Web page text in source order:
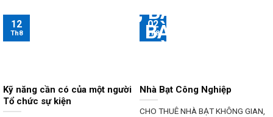
Kỹ năng cần có của một người
Tổ chức sự kiện
12
Th8
Nhà Bạt Công Nghiệp
CHO THUÊ NHÀ BẠT KHÔNG GIAN,
02
Th8